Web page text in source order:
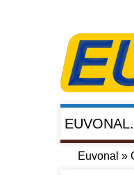
Euvonal »